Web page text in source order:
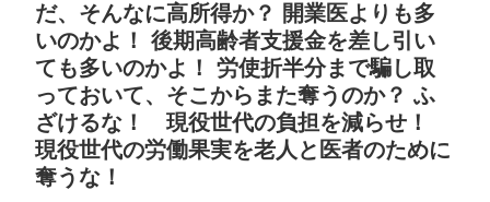
だ、そんなに高所得か？ 開業医よりも多
いのかよ！ 後期高齢者支援金を差し引い
ても多いのかよ！ 労使折半分まで騙し取
っておいて、そこからまた奪うのか？ ふ
ざけるな！ 現役世代の負担を減らせ！
現役世代の労働果実を老人と医者のために
奪うな！